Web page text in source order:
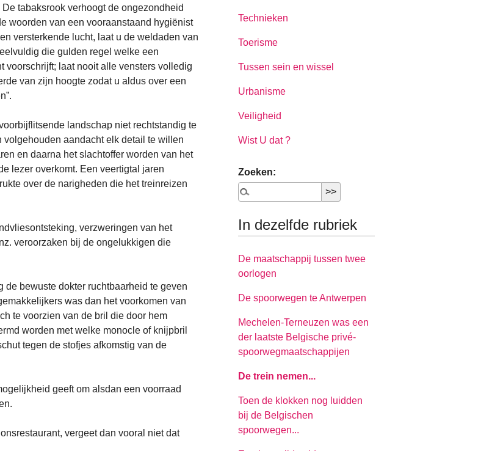
tabaksrook verhoogt de ongezondheid
woorden van een vooraanstaand hygiënist
versterkende lucht, laat u de weldaden van
die gulden regel welke een
voorschrijft; laat nooit alle vensters volledig
van zijn hoogte zodat u aldus over een
landschap niet rechtstandig te
aandacht elk detail te willen
en daarna het slachtoffer worden van het
lezer overkomt. Een veertigtal jaren
over de narigheden die het treinreizen
verzweringen van het
veroorzaken bij de ongelukkigen die
de bewuste dokter ruchtbaarheid te geven
was dan het voorkomen van
te voorzien van de bril die door hem
worden met welke monocle of knijpbril
tegen de stofjes afkomstig van de
geeft om alsdan een voorraad
vergeet dan vooral niet dat
Technieken
Toerisme
Tussen sein en wissel
Urbanisme
Veiligheid
Wist U dat ?
Zoeken:
In dezelfde rubriek
De maatschappij tussen twee
oorlogen
De spoorwegen te Antwerpen
Mechelen-Terneuzen was een
der laatste Belgische privé-
spoorwegmaatschappijen
De trein nemen...
Toen de klokken nog luidden
bij de Belgischen
spoorwegen...